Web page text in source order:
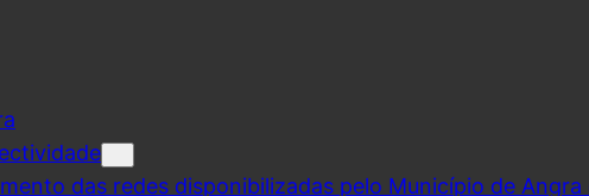
das redes disponibilizadas pelo Município de